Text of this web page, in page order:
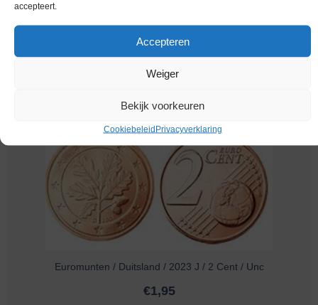
accepteert.
Accepteren
Weiger
Bekijk voorkeuren
CookiebeleidPrivacyverklaring
Euromunten / Duitsland / 2024 A / 2 Cent / Unc
Euromunten / Duitsland / 2023 J / 2 Cent / Unc
€1,95